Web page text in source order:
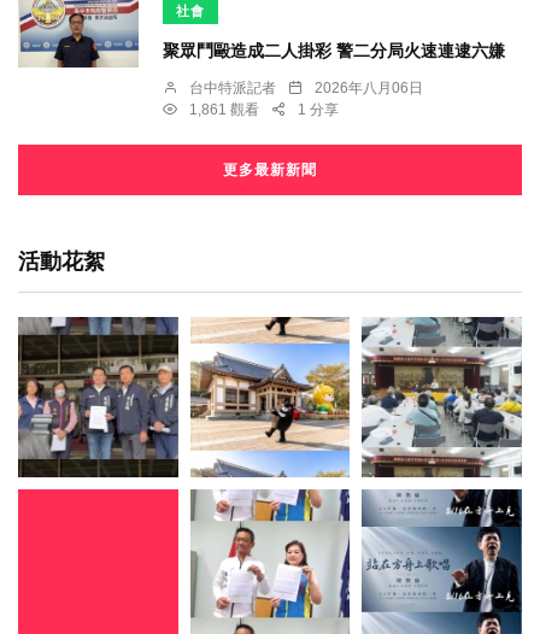
社會
聚眾鬥毆造成二人掛彩 警二分局火速連逮六嫌
台中特派記者
2026年八月06日
1,861 觀看
1 分享
更多最新新聞
活動花絮